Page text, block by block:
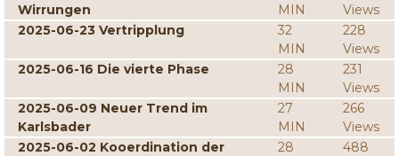
Wirrungen
MIN
Views
2025-06-23 Vertripplung
32
MIN
228
Views
2025-06-16 Die vierte Phase
28
MIN
231
Views
2025-06-09 Neuer Trend im
Karlsbader
27
MIN
266
Views
2025-06-02 Kooerdination der
28
488